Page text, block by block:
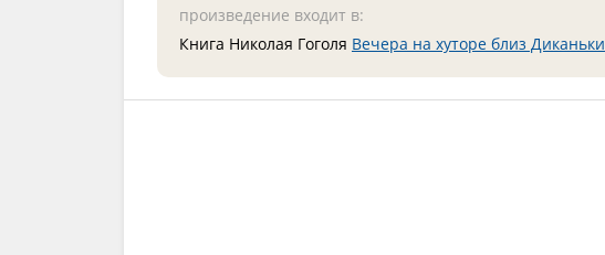
произведение входит в:
Книга Николая Гоголя Вечера на хуторе близ Диканьки